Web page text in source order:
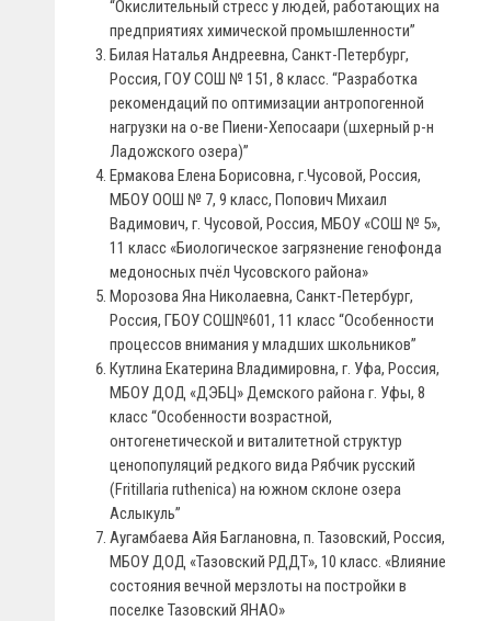
“Окислительный стресс у людей, работающих на
предприятиях химической промышленности”
Билая Наталья Андреевна, Санкт-Петербург,
Россия, ГОУ СОШ № 151, 8 класс. “Разработка
рекомендаций по оптимизации антропогенной
нагрузки на о-ве Пиени-Хепосаари (шхерный р-н
Ладожского озера)”
Ермакова Елена Борисовна, г.Чусовой, Россия,
МБОУ ООШ № 7, 9 класс, Попович Михаил
Вадимович, г. Чусовой, Россия, МБОУ «СОШ № 5»,
11 класс «Биологическое загрязнение генофонда
медоносных пчёл Чусовского района»
Морозова Яна Николаевна, Санкт-Петербург,
Россия, ГБОУ СОШ№601, 11 класс “Особенности
процессов внимания у младших школьников”
Кутлина Екатерина Владимировна, г. Уфа, Россия,
МБОУ ДОД «ДЭБЦ» Демского района г. Уфы, 8
класс “Особенности возрастной,
онтогенетической и виталитетной структур
ценопопуляций редкого вида Рябчик русский
(Fritillaria ruthenica) на южном склоне озера
Аслыкуль”
Аугамбаева Айя Баглановна, п. Тазовский, Россия,
МБОУ ДОД «Тазовский РДДТ», 10 класс. «Влияние
состояния вечной мерзлоты на постройки в
поселке Тазовский ЯНАО»